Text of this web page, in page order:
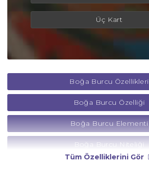
Üç Kart
Boğa Burcu Özellikleri
Boğa Burcu Özelliği
Boğa Burcu Elementi
Boğa Burcu Niteliği
Tüm Özelliklerini Gör